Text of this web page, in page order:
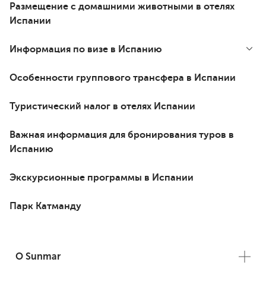
Размещение с домашними животными в отелях
Испании
Информация по визе в Испанию
Особенности группового трансфера в Испании
Туристический налог в отелях Испании
Важная информация для бронирования туров в
Испанию
Экскурсионные программы в Испании
Парк Катманду
О Sunmar